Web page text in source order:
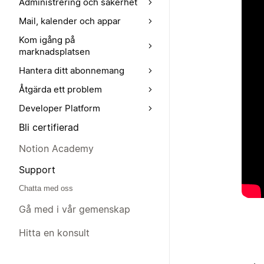
Mail, kalender och appar
Kom igång på
marknadsplatsen
Hantera ditt abonnemang
Åtgärda ett problem
Developer Platform
Bli certifierad
Notion Academy
Support
Chatta med oss
Gå med i vår gemenskap
Hitta en konsult